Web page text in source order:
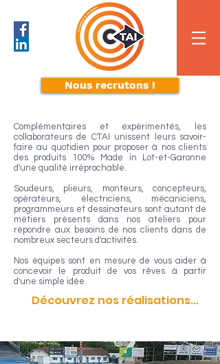
Nous recrutons !
Complémentaires et expérimentés, les
collaborateurs de CTAI unissent leurs savoir-
faire au quotidien pour proposer à nos clients
des produits 100% Made in Lot-et-Garonne
d'une qualité irréprochable.
Soudeurs, plieurs, monteurs, concepteurs,
opérateurs, électriciens, mécaniciens,
programmeurs et dessinateurs sont autant de
métiers présents dans nos ateliers pour
répondre aux besoins de nos clients dans de
nombreux secteurs d'activités.
Nos équipes sont en mesure de vous aider à
concevoir le produit de vos rêves à partir
d'une simple idée.
Découvrez nos réalisations...